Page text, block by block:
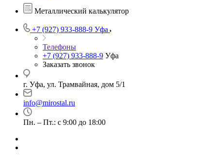
Металлический калькулятор
+7 (927) 933-888-9 Уфа
Телефоны
+7 (927) 933-888-9 Уфа
Заказать звонок
г. Уфа, ул. Трамвайная, дом 5/1
info@mirostal.ru
Пн. – Пт.: с 9:00 до 18:00